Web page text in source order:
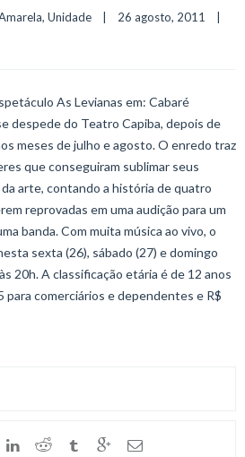
, Unidade
As Levianas em: Cabaré
despede do Teatro Capiba, depois de
meses de julho e agosto. O enredo traz
que conseguiram sublimar seus
arte, contando a história de quatro
reprovadas em uma audição para um
banda. Com muita música ao vivo, o
sexta (26), sábado (27) e domingo
20h. A classificação etária é de 12 anos
para comerciários e dependentes e R$